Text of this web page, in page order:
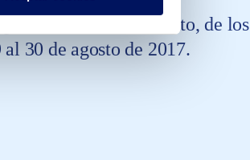
de entrenamiento, de los
30 de agosto de 2017.